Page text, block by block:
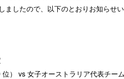
したので、以下のとおりお知らせい
） vs 女子オーストラリア代表チーム